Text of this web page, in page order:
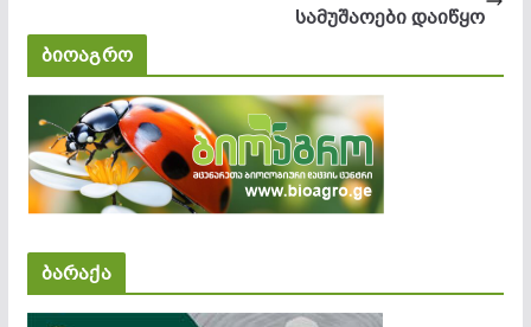
სამუშაოები დაიწყო
ბიოაგრო
ბარაქა